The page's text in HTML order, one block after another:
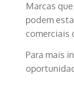
Marcas
podem
comerciais
Para mais